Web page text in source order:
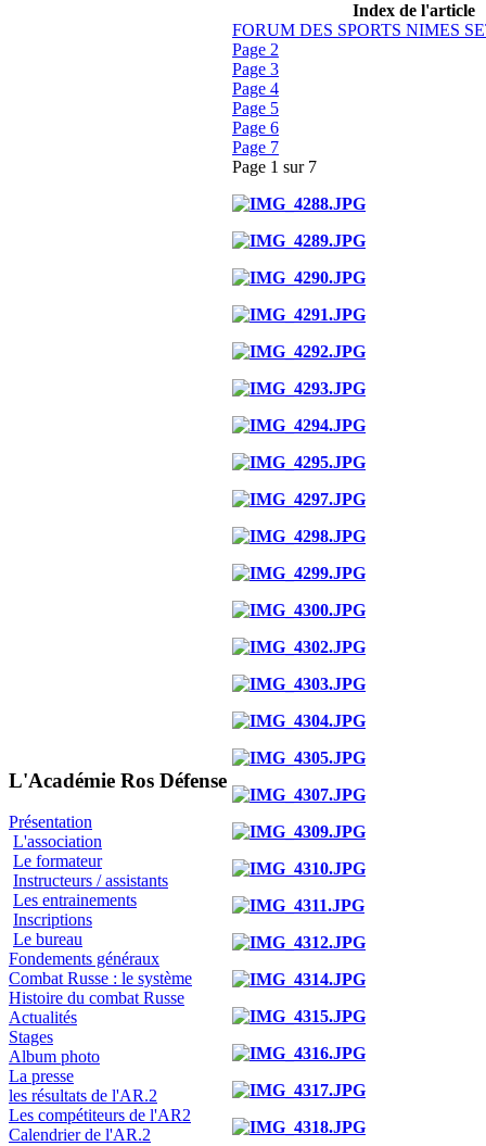
L'Académie Ros Défense
Présentation
L'association
Le formateur
Instructeurs / assistants
Les entrainements
Inscriptions
Le bureau
Fondements généraux
Combat Russe : le système
Histoire du combat Russe
Actualités
Stages
Album photo
La presse
les résultats de l'AR.2
Les compétiteurs de l'AR2
Calendrier de l'AR.2
Index de l'article
FORUM DES SPORTS NIMES
Page 2
Page 3
Page 4
Page 5
Page 6
Page 7
Page 1 sur 7